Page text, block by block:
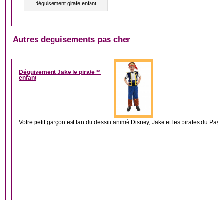
déguisement girafe enfant
Autres deguisements pas cher
DÉGUISEMENT
Déguisement Jake le pirate™
enfant
Votre petit garçon est fan du dessin animé Disney, Jake et les pirates du